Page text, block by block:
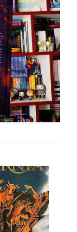
Batalha (As
de Ná...